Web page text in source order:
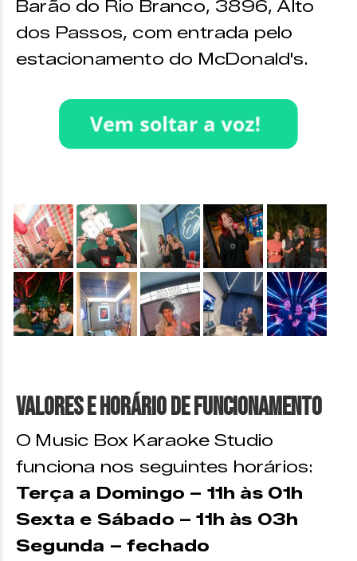
Barão do Rio Branco, 3896, Alto
dos Passos, com entrada pelo
estacionamento do McDonald's.
&nbsp; &nbsp; &nbsp; &nbsp; &nbsp;
&nbsp; &nbsp; &nbsp; &nbsp; &nbsp;
Valores e horário de funcionamento
O Music Box Karaoke Studio
funciona nos seguintes horários:
Terça a Domingo – 11h às 01h
Sexta e Sábado – 11h às 03h
Segunda – fechado